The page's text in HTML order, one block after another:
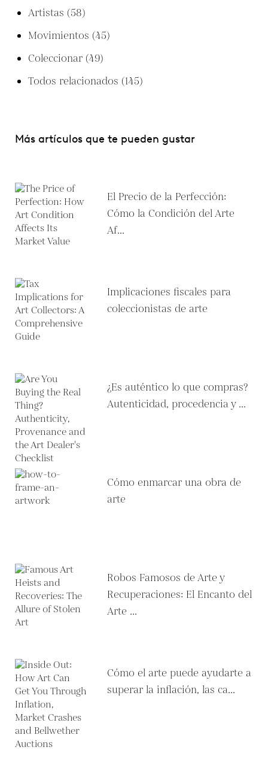
Artistas (58)
Movimientos (45)
Coleccionar (49)
Todos relacionados (145)
Más artículos que te pueden gustar
El Precio de la Perfección:
Cómo la Condición del Arte
Af...
Implicaciones fiscales para
coleccionistas de arte
¿Es auténtico lo que compras?
Autenticidad, procedencia y ...
Cómo enmarcar una obra de
arte
Robos Famosos de Arte y
Recuperaciones: El Encanto del
Arte ...
Cómo el arte puede ayudarte a
superar la inflación, las ca...